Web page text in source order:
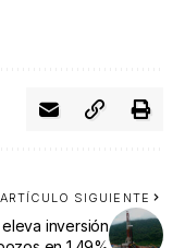
ARTÍCULO SIGUIENTE
eleva inversión